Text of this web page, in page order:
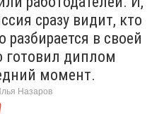
сразу видит, кто
разбирается в своей
готовил диплом
момент.
Назаров